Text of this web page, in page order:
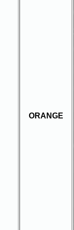
ORANGE